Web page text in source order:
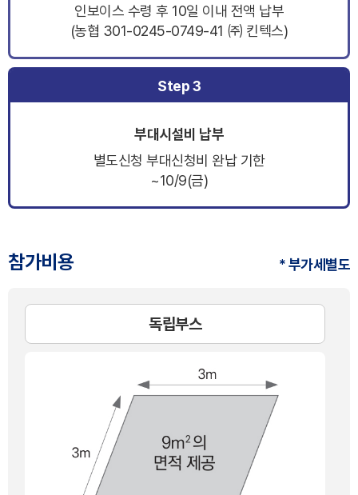
인보이스 수령 후 10일 이내 전액 납부
(농협 301-0245-0749-41 ㈜ 킨텍스)
Step 3
부대시설비 납부
별도신청 부대신청비 완납 기한
~10/9(금)
참가비용 * 부가세별도
독립부스